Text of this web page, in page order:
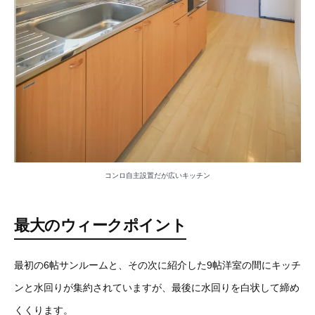
コンロ自主設置だが広いキッチン
最大のウィークポイント
最初の6帖サンルームと、その次に紹介した9帖洋室の間にキッチ
ンと水回りが集約されていますが、最後に水回りを白状して締め
くくります。